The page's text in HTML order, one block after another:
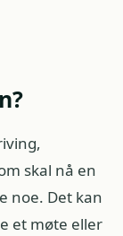
skal nå en
noe. Det kan
et møte eller